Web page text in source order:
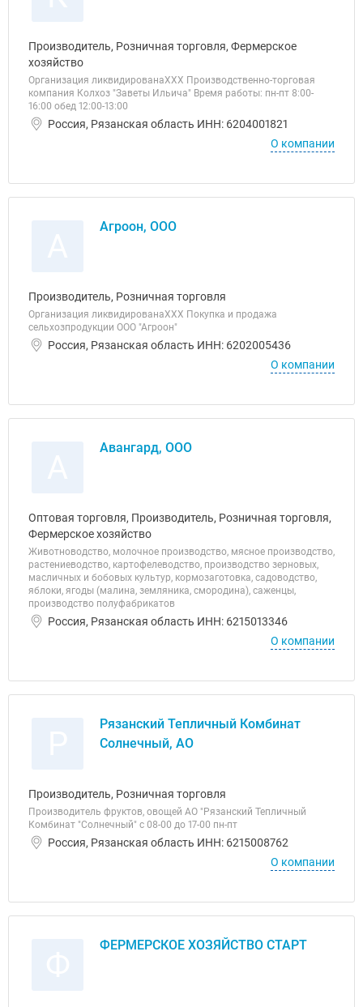
Производитель, Розничная торговля, Фермерское
хозяйство
Организация ликвидированаХХХ Производственно-торговая
компания Колхоз "Заветы Ильича" Время работы: пн-пт 8:00-
16:00 обед 12:00-13:00
Россия, Рязанская область ИНН: 6204001821
О компании
Агроон, ООО
Производитель, Розничная торговля
Организация ликвидированаХХХ Покупка и продажа
сельхозпродукции ООО "Агроон"
Россия, Рязанская область ИНН: 6202005436
О компании
Авангард, ООО
Оптовая торговля, Производитель, Розничная торговля,
Фермерское хозяйство
Животноводство, молочное производство, мясное производство,
растениеводство, картофелеводство, производство зерновых,
масличных и бобовых культур, кормозаготовка, садоводство,
яблоки, ягоды (малина, земляника, смородина), саженцы,
производство полуфабрикатов
Россия, Рязанская область ИНН: 6215013346
О компании
Рязанский Тепличный Комбинат
Солнечный, АО
Производитель, Розничная торговля
Производитель фруктов, овощей АО "Рязанский Тепличный
Комбинат "Солнечный" с 08-00 до 17-00 пн-пт
Россия, Рязанская область ИНН: 6215008762
О компании
ФЕРМЕРСКОЕ ХОЗЯЙСТВО СТАРТ